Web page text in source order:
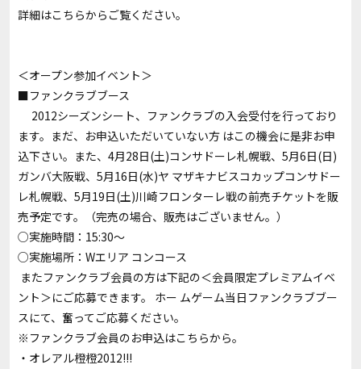
詳細はこちらから ご覧ください。
＜オープン参加イベント＞
■ファンクラブブース
2012シーズンシート、ファンクラブの入会受付を行っており
ます。まだ、お申込いただいていない方 はこの機会に是非お申
込下さい。また、4月28日(土)コンサドーレ札幌戦、5月6日(日)
ガンバ大阪戦、5月16日(水)ヤ マザキナビスコカップコンサドー
レ札幌戦、5月19日(土)川崎フロンターレ戦の前売チケットを販
売予定です。（完売の場合、販売はございません。）
○実施時間：15:30～
○実施場所：Wエリア コンコース
またファンクラブ会員の方は下記の＜会員限定プレミアムイベ
ント＞にご応募できます。 ホー ムゲーム当日ファンクラブブー
スにて、奮ってご応募ください。
※ファンクラブ会員のお申込はこちらから。
・オレアル橙橙2012!!!